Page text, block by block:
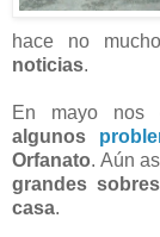
hace no
noticias.
En mayo nos
algunos
Orfanato. Aún
grandes
casa.